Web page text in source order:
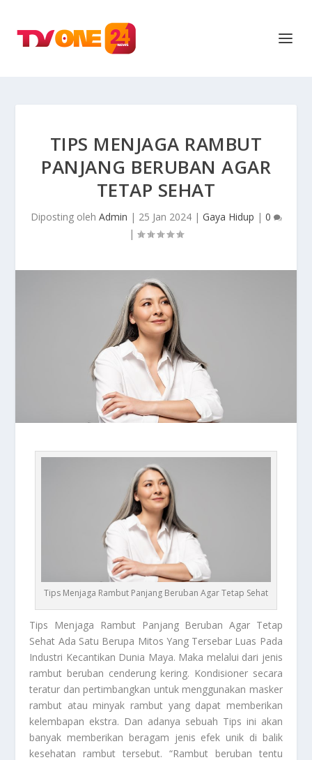
TIPS MENJAGA RAMBUT
PANJANG BERUBAN AGAR
TETAP SEHAT
Diposting oleh Admin | 25 Jan 2024| Gaya Hidup | 0
|
Tips Menjaga Rambut Panjang Beruban Agar Tetap Sehat
Tips Menjaga Rambut Panjang Beruban Agar Tetap
Sehat Ada Satu Berupa Mitos Yang Tersebar Luas Pada
Industri Kecantikan Dunia Maya. Maka melalui dari jenis
rambut beruban cenderung kering. Kondisioner secara
teratur dan pertimbangkan untuk menggunakan masker
rambut atau minyak rambut yang dapat memberikan
kelembapan ekstra. Dan adanya sebuah Tips ini akan
banyak memberikan beragam jenis efek unik di balik
kesehatan rambut tersebut. “Rambut beruban tentu